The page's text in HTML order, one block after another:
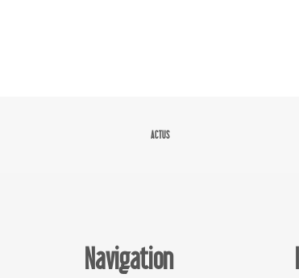
ACTUS
Navigation